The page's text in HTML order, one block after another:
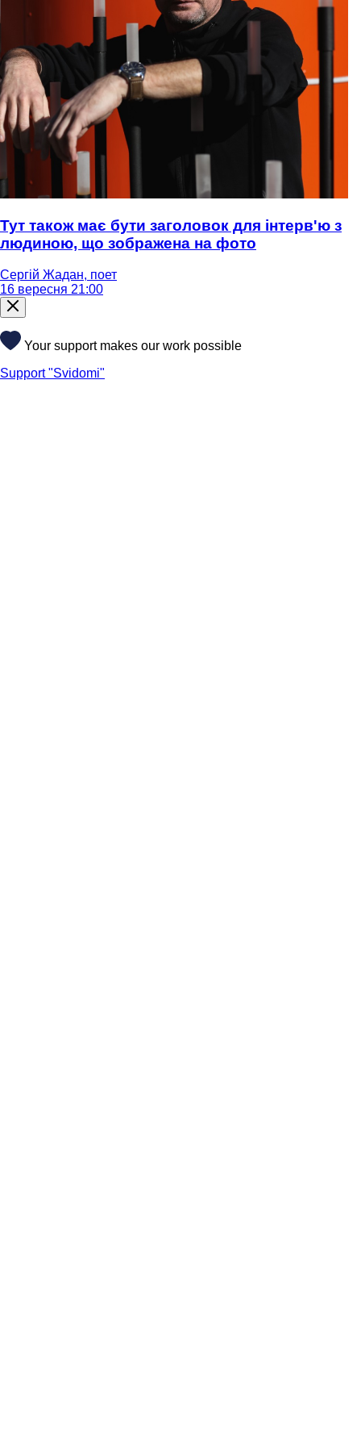
Тут також має бути заголовок для інтерв'ю з
людиною, що зображена на фото
Сергій Жадан, поет
16 вересня 21:00
Your support makes our work possible
Support "Svidomi"